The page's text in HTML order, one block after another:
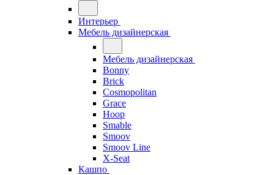
Интерьер
Мебель дизайнерская
Мебель дизайнерская
Bonny
Brick
Cosmopolitan
Grace
Hoop
Smable
Smoov
Smoov Line
X-Seat
Кашпо